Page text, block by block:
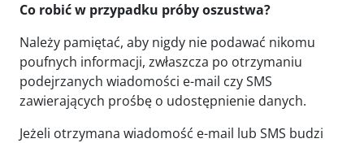
Co robić w przypadku próby oszustwa?
Należy pamiętać, aby nigdy nie podawać nikomu
poufnych informacji, zwłaszcza po otrzymaniu
podejrzanych wiadomości e-mail czy SMS
zawierających prośbę o udostępnienie danych.
Jeżeli otrzymana wiadomość e-mail lub SMS budzi